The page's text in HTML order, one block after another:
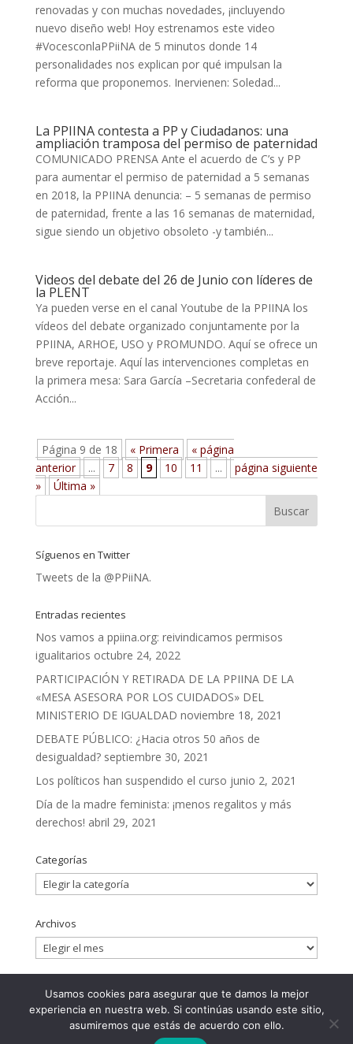
renovadas y con muchas novedades, ¡incluyendo
nuevo diseño web! Hoy estrenamos este video
#VocesconlaPPiiNA de 5 minutos donde 14
personalidades nos explican por qué impulsan la
reforma que proponemos. Inervienen: Soledad...
La PPIINA contesta a PP y Ciudadanos: una
ampliación tramposa del permiso de paternidad
COMUNICADO PRENSA Ante el acuerdo de C’s y PP
para aumentar el permiso de paternidad a 5 semanas
en 2018, la PPIINA denuncia: – 5 semanas de permiso
de paternidad, frente a las 16 semanas de maternidad,
sigue siendo un objetivo obsoleto -y también...
Videos del debate del 26 de Junio con líderes de
la PLENT
Ya pueden verse en el canal Youtube de la PPIINA los
vídeos del debate organizado conjuntamente por la
PPIINA, ARHOE, USO y PROMUNDO. Aquí se ofrece un
breve reportaje. Aquí las intervenciones completas en
la primera mesa: Sara García –Secretaria confederal de
Acción...
Página 9 de 18 « Primera
« página
anterior
... 7 8 9 10 11 ...
página siguiente
»
Última »
Síguenos en Twitter
Tweets de la @PPiiNA.
Entradas recientes
Nos vamos a ppiina.org: reivindicamos permisos
igualitarios octubre 24, 2022
PARTICIPACIÓN Y RETIRADA DE LA PPIINA DE LA
«MESA ASESORA POR LOS CUIDADOS» DEL
MINISTERIO DE IGUALDAD noviembre 18, 2021
DEBATE PÚBLICO: ¿Hacia otros 50 años de
desigualdad? septiembre 30, 2021
Los políticos han suspendido el curso junio 2, 2021
Día de la madre feminista: ¡menos regalitos y más
derechos! abril 29, 2021
Categorías
Categorías
Archivos
Archivos
Usamos cookies para asegurar que te damos la mejor
experiencia en nuestra web. Si continúas usando este sitio,
asumiremos que estás de acuerdo con ello.